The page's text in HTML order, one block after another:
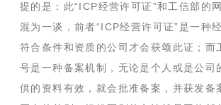
提的是：此“ICP经营许可证”和工信部的
混为一谈，前者“ICP经营许可证”是一种
符合条件和资质的公司才会获颂此证；而
号是一种备案机制，无论是个人或是公司
供的资料有效，就会批准备案，并获发备